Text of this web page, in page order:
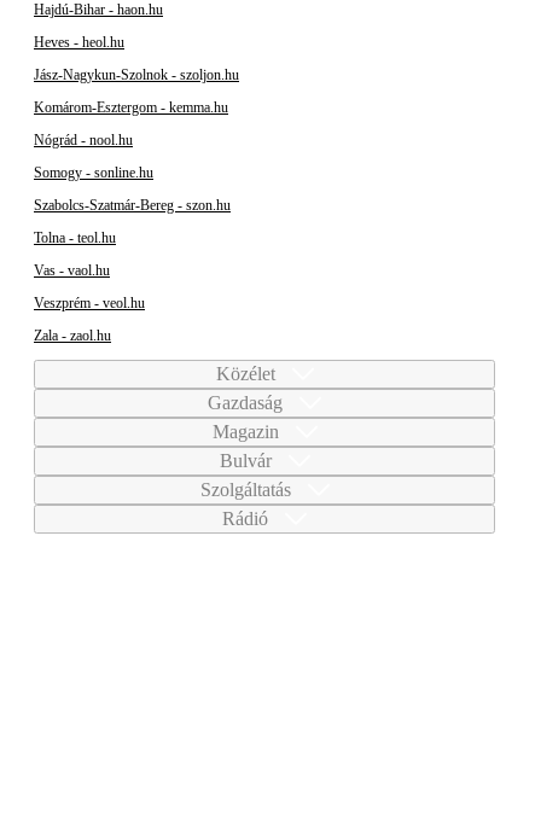
Hajdú-Bihar - haon.hu
Heves - heol.hu
Jász-Nagykun-Szolnok - szoljon.hu
Komárom-Esztergom - kemma.hu
Nógrád - nool.hu
Somogy - sonline.hu
Szabolcs-Szatmár-Bereg - szon.hu
Tolna - teol.hu
Vas - vaol.hu
Veszprém - veol.hu
Zala - zaol.hu
Közélet
Gazdaság
Magazin
Bulvár
Szolgáltatás
Rádió